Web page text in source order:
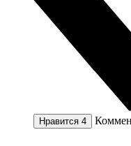
Нравится 4